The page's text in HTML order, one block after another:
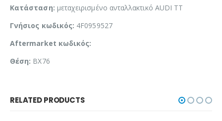
Κατάσταση: μεταχειρισμένο ανταλλακτικό AUDI TT
Γνήσιος κωδικός: 4F0959527
Aftermarket κωδικός:
Θέση: BX76
RELATED PRODUCTS